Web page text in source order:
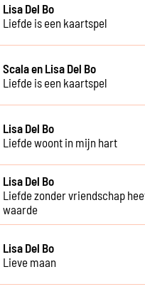
Lisa Del Bo
Liefde is een kaartspel
Scala en Lisa Del Bo
Liefde is een kaartspel
Lisa Del Bo
Liefde woont in mijn hart
Lisa Del Bo
Liefde zonder vriendschap
waarde
Lisa Del Bo
Lieve maan